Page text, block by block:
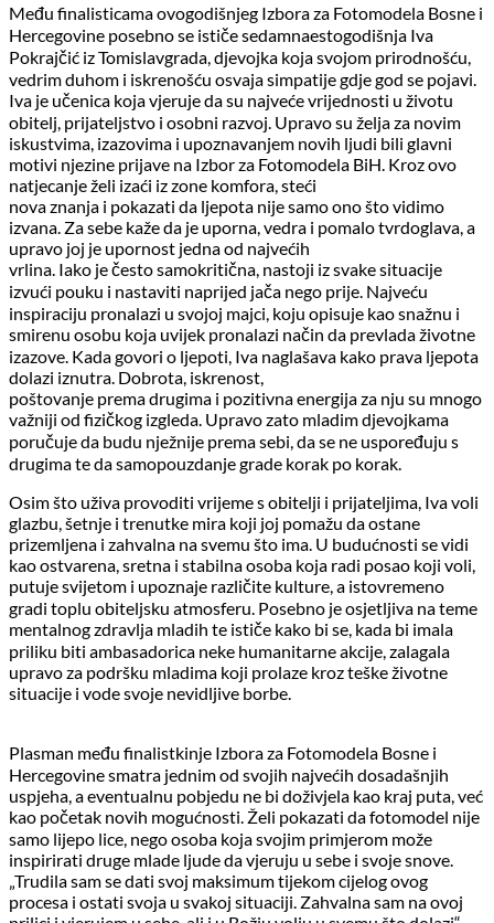
Među finalisticama ovogodišnjeg Izbora za Fotomodela Bosne i
Hercegovine posebno se ističe sedamnaestogodišnja Iva
Pokrajčić iz Tomislavgrada, djevojka koja svojom prirodnošću,
vedrim duhom i iskrenošću osvaja simpatije gdje god se pojavi.
Iva je učenica koja vjeruje da su najveće vrijednosti u životu
obitelj, prijateljstvo i osobni razvoj. Upravo su želja za novim
iskustvima, izazovima i upoznavanjem novih ljudi bili glavni
motivi njezine prijave na Izbor za Fotomodela BiH. Kroz ovo
natjecanje želi izaći iz zone komfora, steći
nova znanja i pokazati da ljepota nije samo ono što vidimo
izvana. Za sebe kaže da je uporna, vedra i pomalo tvrdoglava, a
upravo joj je upornost jedna od najvećih
vrlina. Iako je često samokritična, nastoji iz svake situacije
izvući pouku i nastaviti naprijed jača nego prije. Najveću
inspiraciju pronalazi u svojoj majci, koju opisuje kao snažnu i
smirenu osobu koja uvijek pronalazi način da prevlada životne
izazove. Kada govori o ljepoti, Iva naglašava kako prava ljepota
dolazi iznutra. Dobrota, iskrenost,
poštovanje prema drugima i pozitivna energija za nju su mnogo
važniji od fizičkog izgleda. Upravo zato mladim djevojkama
poručuje da budu nježnije prema sebi, da se ne uspoređuju s
drugima te da samopouzdanje grade korak po korak.
Osim što uživa provoditi vrijeme s obitelji i prijateljima, Iva voli
glazbu, šetnje i trenutke mira koji joj pomažu da ostane
prizemljena i zahvalna na svemu što ima. U budućnosti se vidi
kao ostvarena, sretna i stabilna osoba koja radi posao koji voli,
putuje svijetom i upoznaje različite kulture, a istovremeno
gradi toplu obiteljsku atmosferu. Posebno je osjetljiva na teme
mentalnog zdravlja mladih te ističe kako bi se, kada bi imala
priliku biti ambasadorica neke humanitarne akcije, zalagala
upravo za podršku mladima koji prolaze kroz teške životne
situacije i vode svoje nevidljive borbe.
Plasman među finalistkinje Izbora za Fotomodela Bosne i
Hercegovine smatra jednim od svojih najvećih dosadašnjih
uspjeha, a eventualnu pobjedu ne bi doživjela kao kraj puta, već
kao početak novih mogućnosti. Želi pokazati da fotomodel nije
samo lijepo lice, nego osoba koja svojim primjerom može
inspirirati druge mlade ljude da vjeruju u sebe i svoje snove.
„Trudila sam se dati svoj maksimum tijekom cijelog ovog
procesa i ostati svoja u svakoj situaciji. Zahvalna sam na ovoj